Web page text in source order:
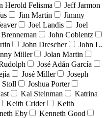
Herold Felisma
Jeff Jarmon
Jim Martin
Jimmy
Joel Landis
Joel
John Coblentz
John Drescher
John L.
Miller
Jolan Martin
José Adán García
José Miller
Joseph
Stoll
Joshua Porter
Kai Steinman
Katrina
Keith Crider
Keith
Eby
Kenneth Good